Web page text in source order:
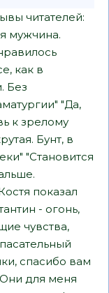
читателей:
мужчина.
как в
Без
"Да,
к зрелому
Бунт, в
"Становится
показал
- огонь,
чувства,
спасибо вам
для меня